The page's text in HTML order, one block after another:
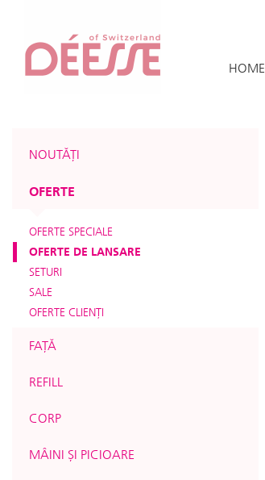
HOME
NOUTĂȚI
OFERTE
OFERTE SPECIALE
OFERTE DE LANSARE
SETURI
SALE
OFERTE CLIENŢI
FAȚĂ
REFILL
CORP
MÂINI ȘI PICIOARE